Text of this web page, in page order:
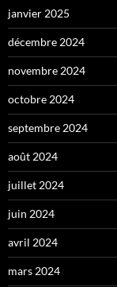
janvier 2025
décembre 2024
novembre 2024
octobre 2024
septembre 2024
août 2024
juillet 2024
juin 2024
avril 2024
mars 2024